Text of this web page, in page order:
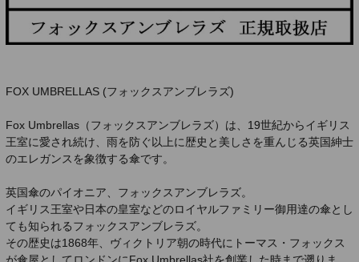
FOX UMBRELLAS (フォックスアンブレラズ)
Fox Umbrellas（フォックスアンブレラズ）は、19世紀からイギリス
王室に愛され続け、雨を防ぐ以上に歴史と美しさを重んじる英国紳士
のエレガンスを象徴する傘です。
英国傘のパイオニア、フォックスアンブレラズ。
イギリス王室や日本の皇室などのロイヤルファミリー御用達の傘とし
ても知られるフォックスアンブレラズ。
その歴史は1868年、ヴィクトリア朝の時代にトーマス・フォックス